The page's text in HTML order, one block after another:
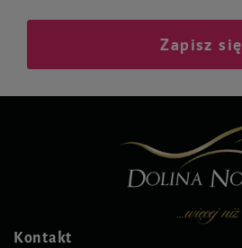
Zapisz się
Kontakt